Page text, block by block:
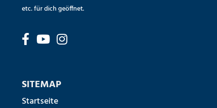
etc. für dich geöffnet.
SITEMAP
Startseite